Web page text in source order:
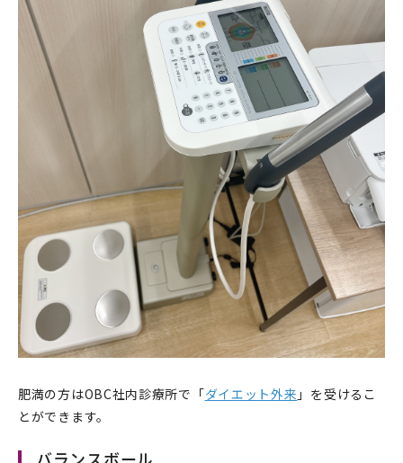
肥満の方はOBC社内診療所で「ダイエット外来 」を受けるこ
とができます。